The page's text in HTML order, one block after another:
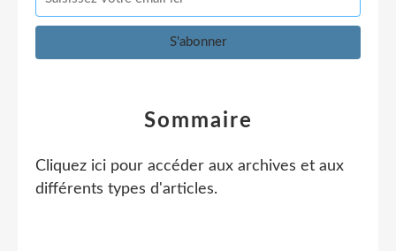
Sommaire
Cliquez ici pour accéder aux archives et aux
différents types d'articles.